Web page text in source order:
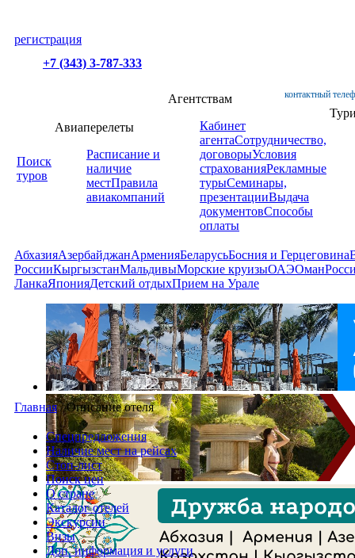
регистрация
+7 (343) 3-787-333
контактный
Поиск
туров
Авиаперелеты
Расписание и
наличие
местПравила
авиакомпаний
Агентствам
Кабинет
агентаСотрудничество,
договорыУсловия
страхованияРекламные
турыСеминары,
презентацииВыдача
документовСпособы
оплаты
АбхазияАзербайджанАрменияБеларусьБосния и Герцеговина
РоссииКыргызстанМальдивыМорские круизыОАЭОман
ЛанкаЯпонияДетский отдыхПрием на Урале
Главная /Описание отеля
Спецпредложения
Наличие мест на рейсах
Стоп-лист
Поиск цен
О стране
Каталог отелей
Экскурсии
Визы
Доп. информация и услуги